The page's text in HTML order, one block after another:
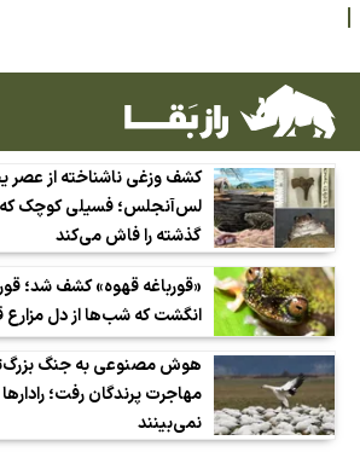
کشف وزغی ناشناخته از عصر
لس‌آنجلس؛ فسیلی کوچک که
گذشته را فاش می‌کند
«قورباغه قهوه» کشف شد؛
انگشت که شب‌ها از دل مزارع
هوش مصنوعی به جنگ
مهاجرت پرندگان رفت؛
نمی‌بینند